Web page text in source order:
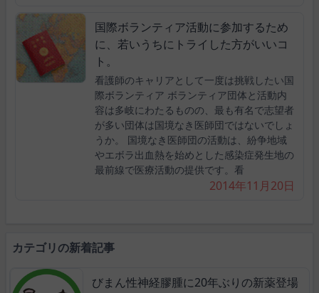
国際ボランティア活動に参加するため
に、若いうちにトライした方がいいコ
ト。
看護師のキャリアとして一度は挑戦したい国
際ボランティア ボランティア団体と活動内
容は多岐にわたるものの、最も有名で志望者
が多い団体は国境なき医師団ではないでしょ
うか。 国境なき医師団の活動は、紛争地域
やエボラ出血熱を始めとした感染症発生地の
最前線で医療活動の提供です。看
2014年11月20日
カテゴリの新着記事
びまん性神経膠腫に20年ぶりの新薬登場